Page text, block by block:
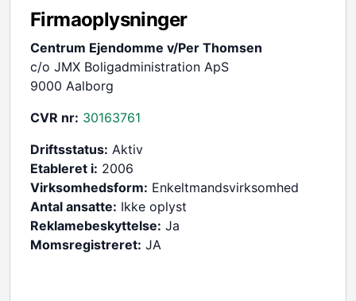
Firmaoplysninger
Centrum Ejendomme v/Per Thomsen
c/o JMX Boligadministration ApS
9000 Aalborg
CVR nr: 30163761
Driftsstatus: Aktiv
Etableret i: 2006
Virksomhedsform: Enkeltmandsvirksomhed
Antal ansatte: Ikke oplyst
Reklamebeskyttelse: Ja
Momsregistreret: JA